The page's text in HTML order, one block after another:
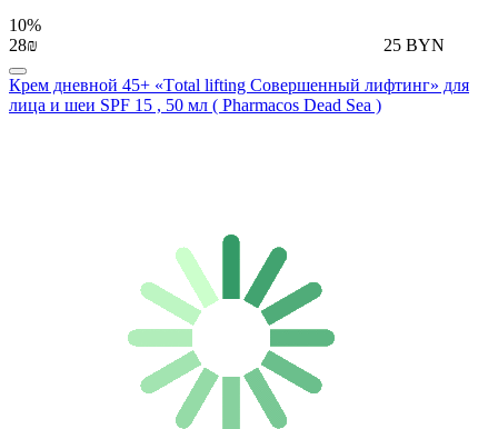
10%
28₪
25 BYN
Крем дневной 45+ «Тotal lifting Совершенный лифтинг» для
лица и шеи SPF 15 , 50 мл ( Pharmacos Dead Sea )